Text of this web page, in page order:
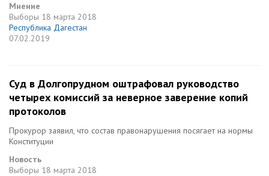
Мнение
Выборы 18 марта 2018
Республика Дагестан
07.02.2019
Суд в Долгопрудном оштрафовал руководство
четырех комиссий за неверное заверение копий
протоколов
Прокурор заявил, что состав правонарушения посягает на нормы
Конституции
Новость
Выборы 18 марта 2018